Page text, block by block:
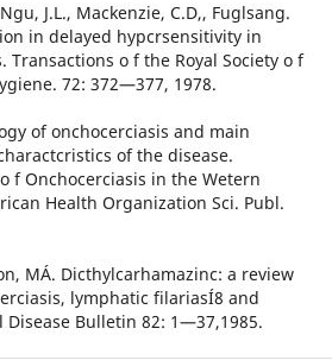
J.L., Mackenzie, C.D,, Fuglsang.
in delayed hypcrsensitivity in
Transactions o f the Royal Society o f
72: 372—377, 1978.
of onchocerciasis and main
of the disease.
f Onchocerciasis in the Wetern
Health Organization Sci. Publ.
MÁ. Dicthylcarhamazinc: a review
lymphatic filariasÍ8 and
Bulletin 82: 1—37,1985.